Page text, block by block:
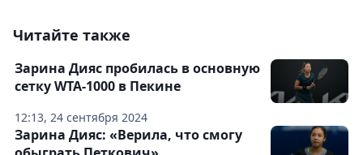
Читайте также
12:13, 24 сентября 2024
Зарина Дияс пробилась в основную
сетку WTA-1000 в Пекине
Зарина Дияс: «Верила, что смогу